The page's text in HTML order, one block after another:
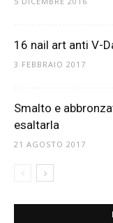
16 nail art anti V-
3 FEBBRAIO 2017
Smalto e
esaltarla
21 AGOSTO 2017